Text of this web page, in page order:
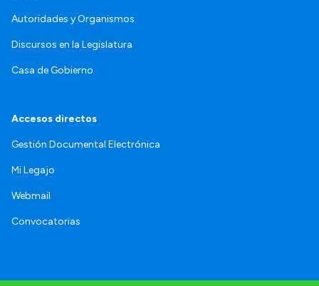
Autoridades y Organismos
Discursos en la Legislatura
Casa de Gobierno
Accesos directos
Gestión Documental Electrónica
Mi Legajo
Webmail
Convocatorias